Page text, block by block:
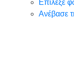
Επίλεξε
Ανέβασε